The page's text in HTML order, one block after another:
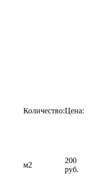
Количество:Цена:
м2
200
руб.